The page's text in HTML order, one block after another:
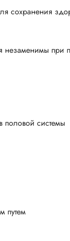
сохранения
при
половой системы
путем